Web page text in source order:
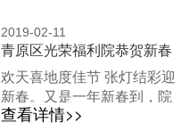
球！旧物换新颜剩余的包装
盒不知该如何处理，扔了！
家中的各类玩具应有尽有，
孩子们买来之后也只是一时
兴起，最后，也扔了！其
市消防支队民警来到我院进
行消防安全知识培训。消防
识，使全体职员了解和掌握
如何识别危险、如何采取必
要的应急措施、如何报警、
2019-02-11
青原区光荣福利院恭贺新春
欢天喜地度佳节 张灯结彩迎
新春。又是一年新春到，院
里张灯结彩喜迎新年。大清
查看详情>>